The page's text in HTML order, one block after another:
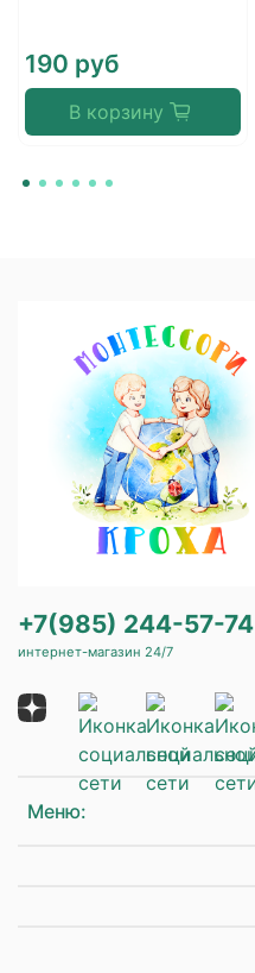
190 руб
В корзину
Меню:
+7(985) 244-57-74
интернет-магазин 24/7